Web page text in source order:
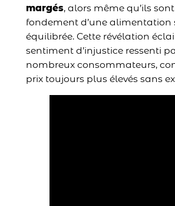
margés, alors même qu’ils
fondement d’une alimentation
équilibrée. Cette révélation
sentiment d’injustice ressenti
nombreux consommateurs,
prix toujours plus élevés sans